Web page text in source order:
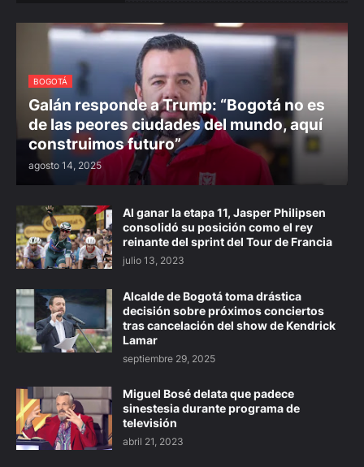
BOGOTÁ
Galán responde a Trump: “Bogotá no es
de las peores ciudades del mundo, aquí
construimos futuro”
agosto 14, 2025
Al ganar la etapa 11, Jasper Philipsen
consolidó su posición como el rey
reinante del sprint del Tour de Francia
julio 13, 2023
Alcalde de Bogotá toma drástica
decisión sobre próximos conciertos
tras cancelación del show de Kendrick
Lamar
septiembre 29, 2025
Miguel Bosé delata que padece
sinestesia durante programa de
televisión
abril 21, 2023